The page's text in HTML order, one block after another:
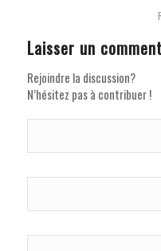
Laisser un
Rejoindre la discussion?
N’hésitez pas à contribuer !